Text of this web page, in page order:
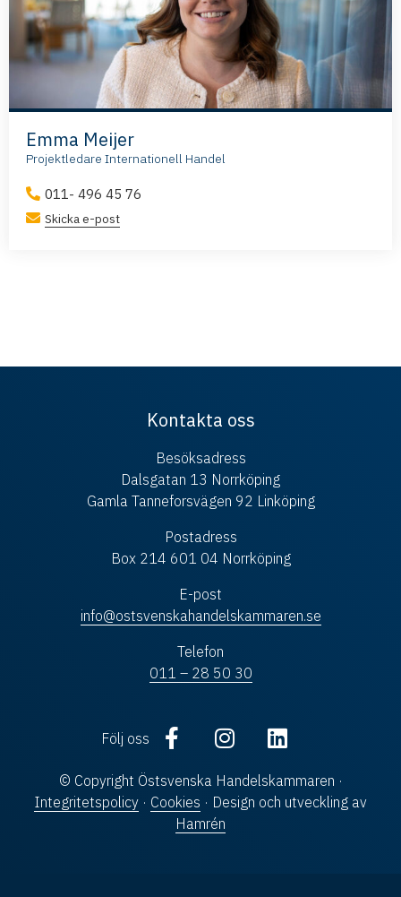
Emma Meijer
Projektledare Internationell Handel
011- 496 45 76
Skicka e-post
Kontakta oss
Besöksadress
Dalsgatan 13 Norrköping
Gamla Tanneforsvägen 92 Linköping
Postadress
Box 214 601 04 Norrköping
E-post
info@ostsvenskahandelskammaren.se
Telefon
011 – 28 50 30
Följ oss
© Copyright Östsvenska Handelskammaren ·
Integritetspolicy · Cookies · Design och utveckling av
Hamrén